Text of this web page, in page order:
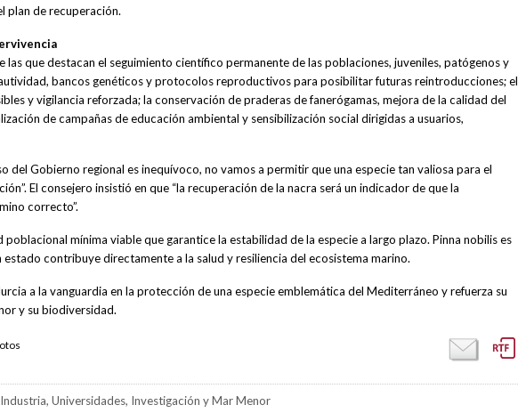
plan de recuperación.
las que destacan el seguimiento científico permanente de las poblaciones, juveniles, patógenos y
bancos genéticos y protocolos reproductivos para posibilitar futuras reintroducciones; el
y vigilancia reforzada; la conservación de praderas de fanerógamas, mejora de la calidad del
de campañas de educación ambiental y sensibilización social dirigidas a usuarios,
del Gobierno regional es inequívoco, no vamos a permitir que una especie tan valiosa para el
El consejero insistió en que “la recuperación de la nacra será un indicador de que la
correcto”.
poblacional mínima viable que garantice la estabilidad de la especie a largo plazo. Pinna nobilis es
contribuye directamente a la salud y resiliencia del ecosistema marino.
a la vanguardia en la protección de una especie emblemática del Mediterráneo y refuerza su
y su biodiversidad.
Universidades, Investigación y Mar Menor